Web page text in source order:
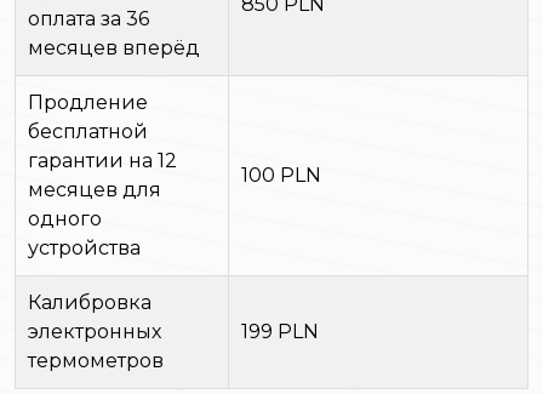
оплата за 36
месяцев вперёд
Продление
бесплатной
гарантии на 12
месяцев для
одного
устройства
100 PLN
Калибровка
электронных
термометров
199 PLN